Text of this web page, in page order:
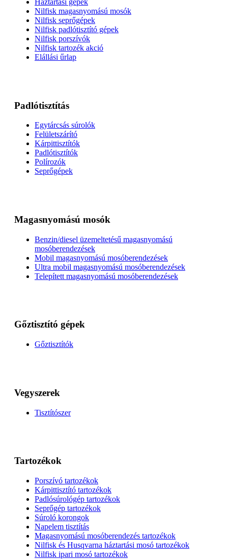
Nilfisk magasnyomású mosók
Nilfisk seprőgépek
Nilfisk padlótisztító gépek
Nilfisk porszívók
Nilfisk tartozék akció
Elállási űrlap
Padlótisztítás
Egytárcsás súrolók
Felületszárító
Kárpittisztítók
Padlótisztítók
Polírozók
Seprőgépek
Magasnyomású mosók
Benzin/diesel üzemeltetésű magasnyomású
mosóberendezések
Mobil magasnyomású mosóberendezések
Ultra mobil magasnyomású mosóberendezések
Telepített magasnyomású mosóberendezések
Gőztisztító gépek
Gőztisztítók
Vegyszerek
Tisztítószer
Tartozékok
Porszívó tartozékok
Kárpittisztító tartozékok
Padlósúrológép tartozékok
Seprőgép tartozékok
Súroló korongok
Napelem tisztítás
Magasnyomású mosóberendezés tartozékok
Nilfisk és Husqvarna háztartási mosó tartozékok
Nilfisk ipari mosó tartozékok